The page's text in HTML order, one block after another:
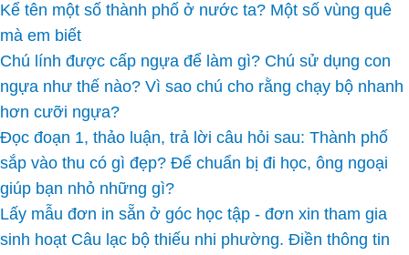
Kể tên một số thành phố ở nước ta? Một số vùng quê
mà em biết
Chú lính được cấp ngựa để làm gì? Chú sử dụng con
ngựa như thế nào? Vì sao chú cho rằng chạy bộ nhanh
hơn cưỡi ngựa?
Đọc đoạn 1, thảo luận, trả lời câu hỏi sau: Thành phố
sắp vào thu có gì đẹp? Để chuẩn bị đi học, ông ngoại
giúp bạn nhỏ những gì?
Lấy mẫu đơn in sẵn ở góc học tập - đơn xin tham gia
sinh hoạt Câu lạc bộ thiếu nhi phường. Điền thông tin